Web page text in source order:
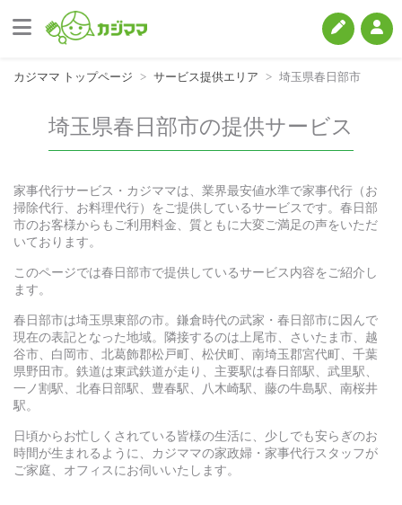
カジママ トップページ サービス提供エリア 埼玉県春日部市
埼玉県春日部市の提供サービス
家事代行サービス・カジママは、業界最安値水準で家事代行（お
掃除代行、お料理代行）をご提供しているサービスです。春日部
市のお客様からもご利用料金、質ともに大変ご満足の声をいただ
いております。
このページでは春日部市で提供しているサービス内容をご紹介し
ます。
春日部市は埼玉県東部の市。鎌倉時代の武家・春日部市に因んで
現在の表記となった地域。隣接するのは上尾市、さいたま市、越
谷市、白岡市、北葛飾郡松戸町、松伏町、南埼玉郡宮代町、千葉
県野田市。鉄道は東武鉄道が走り、主要駅は春日部駅、武里駅、
一ノ割駅、北春日部駅、豊春駅、八木崎駅、藤の牛島駅、南桜井
駅。
日頃からお忙しくされている皆様の生活に、少しでも安らぎのお
時間が生まれるように、カジママの家政婦・家事代行スタッフが
ご家庭、オフィスにお伺いいたします。